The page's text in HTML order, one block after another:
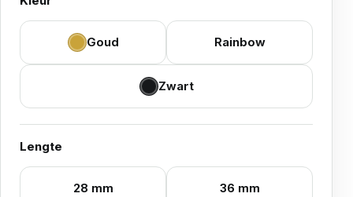
Goud Rainbow
Zwart
Lengte
28 mm 36 mm